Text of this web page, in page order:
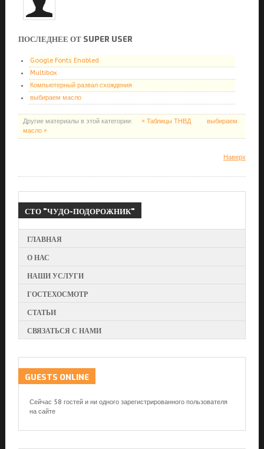
ПОСЛЕДНЕЕ ОТ SUPER USER
Google Fonts Enabled
Multibox
Компьютерный развал схождения
выбираем масло
Другие материалы в этой категории: « Таблицы ТНВД
выбираем
масло »
Наверх
СТО "ЧУДО-ПОДОРОЖНИК"
ГЛАВНАЯ
О НАС
НАШИ УСЛУГИ
ГОСТЕХОСМОТР
СТАТЬИ
СВЯЗАТЬСЯ С НАМИ
GUESTS ONLINE
Сейчас 58 гостей и ни одного зарегистрированного пользователя
на сайте